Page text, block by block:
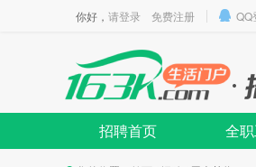
你好， 请登录 免费注册 QQ
招聘首页 全